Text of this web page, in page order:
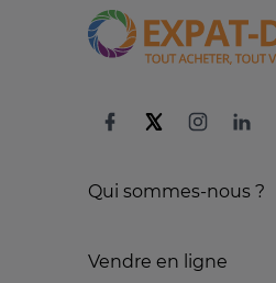
Qui sommes-nous ?
Vendre en ligne